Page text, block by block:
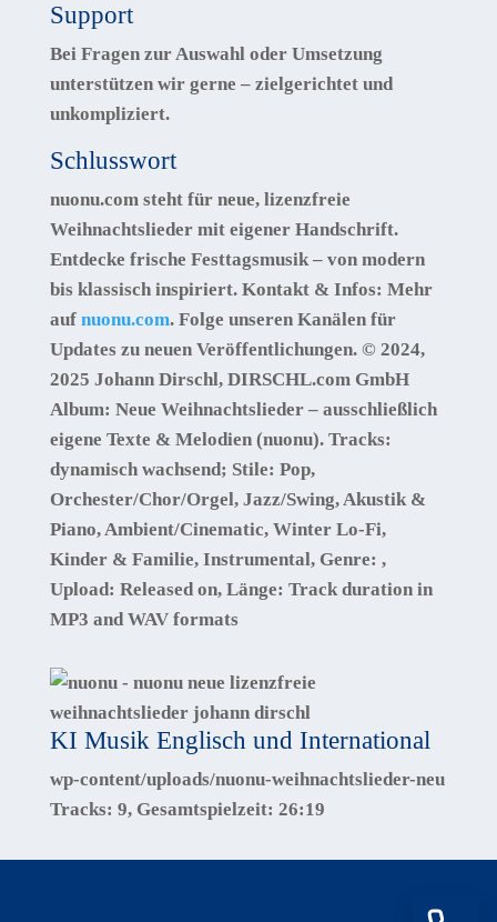
Support
Bei Fragen zur Auswahl oder Umsetzung
unterstützen wir gerne – zielgerichtet und
unkompliziert.
Schlusswort
nuonu.comsteht für neue, lizenzfreie
Weihnachtslieder mit eigener Handschrift.
Entdecke frische Festtagsmusik – von modern
bis klassisch inspiriert. Kontakt & Infos: Mehr
auf nuonu.com. Folge unseren Kanälen für
Updates zu neuen Veröffentlichungen. © 2024,
2025 Johann Dirschl, DIRSCHL.com GmbH
Album: Neue Weihnachtslieder – ausschließlich
eigene Texte & Melodien (nuonu). Tracks:
dynamisch wachsend; Stile: Pop,
Orchester/Chor/Orgel, Jazz/Swing, Akustik &
Piano, Ambient/Cinematic, Winter Lo-Fi,
Kinder & Familie, Instrumental, Genre: ,
Upload: Released on, Länge: Track duration in
MP3 and WAV formats
KI Musik Englisch und International
wp-content/uploads/nuonu-weihnachtslieder-neu
Tracks: 9, Gesamtspielzeit: 26:19